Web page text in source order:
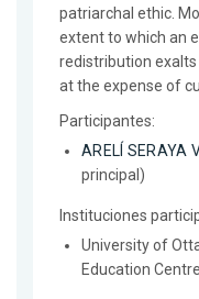
patriarchal ethic.
extent to which an
redistribution
at the expense of
Participantes:
ARELÍ SERAYA
principal)
Instituciones
University of
Education